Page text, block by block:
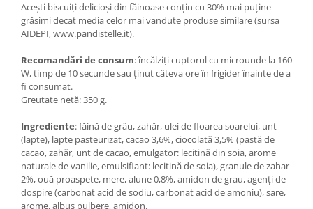
Acești biscuiți delicioși din făinoase conțin cu 30% mai puține
grăsimi decat media celor mai vandute produse similare (sursa
AIDEPI, www.pandistelle.it).
Recomandări de consum: încălziți cuptorul cu microunde la 160
W, timp de 10 secunde sau ținut câteva ore în frigider înainte de a
fi consumat.
Greutate netă: 350 g.
Ingrediente: făină de grâu, zahăr, ulei de floarea soarelui, unt
(lapte), lapte pasteurizat, cacao 3,6%, ciocolată 3,5% (pastă de
cacao, zahăr, unt de cacao, emulgator: lecitină din soia, arome
naturale de vanilie, emulsifiant: lecitină de soia), granule de zahar
2%, ouă proaspete, mere, alune 0,8%, amidon de grau, agenți de
dospire (carbonat acid de sodiu, carbonat acid de amoniu), sare,
arome, albuș pulbere, amidon.